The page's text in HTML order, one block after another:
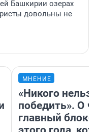
Башкирии озерах
довольны не
МНЕНИЕ
«Никого нельзя
победить». О
главный